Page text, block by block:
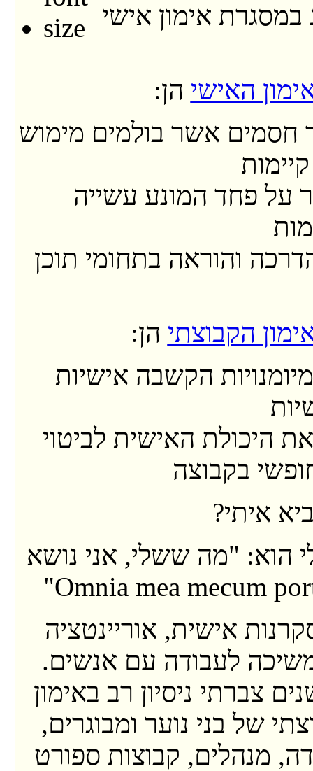
במסגרת אימון אישי
האישי הן:
חסמים אשר בולמים מימוש
על פחד המונע עשייה
והוראה בתחומי תוכן
הקבוצתי הן:
הקשבה אישיות
היכולת האישית לביטוי
בקבוצה
איתי?
הוא: "מה ששלי, אני נושא
אישית, אוריינטציה
לעבודה עם אנשים.
צברתי ניסיון רב באימון
של בני נוער ומבוגרים,
מנהלים, קבוצות ספורט